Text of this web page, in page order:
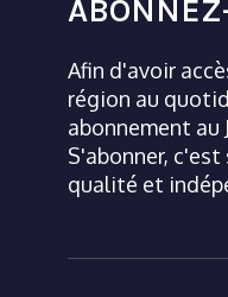
Afin d'avoir
région au
abonnement au
S'abonner,
qualité et